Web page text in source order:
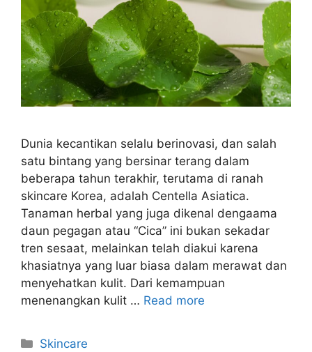
Dunia kecantikan selalu berinovasi, dan salah
satu bintang yang bersinar terang dalam
beberapa tahun terakhir, terutama di ranah
skincare Korea, adalah Centella Asiatica.
Tanaman herbal yang juga dikenal dengaama
daun pegagan atau “Cica” ini bukan sekadar
tren sesaat, melainkan telah diakui karena
khasiatnya yang luar biasa dalam merawat dan
menyehatkan kulit. Dari kemampuan
menenangkan kulit … Read more
Kategori
Skincare